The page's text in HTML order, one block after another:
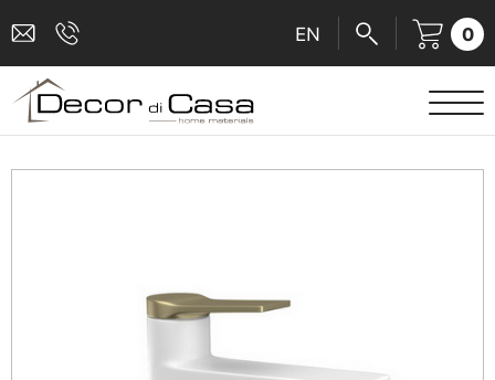
EN 0
ΕΙΔΗ ΥΓΙΕΙΝΗΣ
ΑΞΕΣΟΥΑΡ ΜΠΑΝΙΟΥ